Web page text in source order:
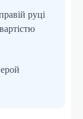
руці